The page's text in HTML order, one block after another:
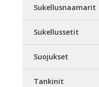
Sukellusnaamarit
Sukellussetit
Suojukset
Tankinit